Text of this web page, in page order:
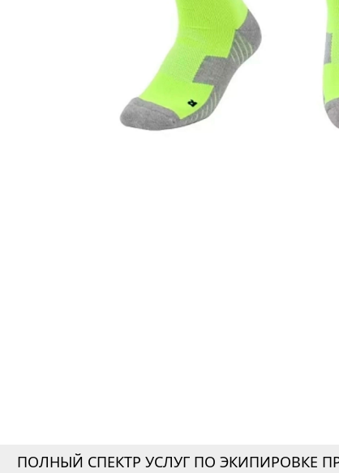
ПОЛНЫЙ СПЕКТР УСЛУГ ПО ЭКИПИРОВКЕ